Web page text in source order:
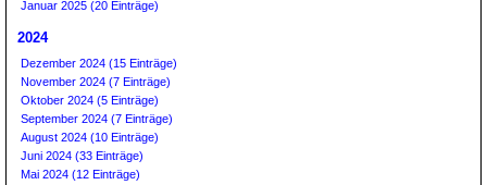
Januar 2025 (20 Einträge)
2024
Dezember 2024 (15 Einträge)
November 2024 (7 Einträge)
Oktober 2024 (5 Einträge)
September 2024 (7 Einträge)
August 2024 (10 Einträge)
Juni 2024 (33 Einträge)
Mai 2024 (12 Einträge)